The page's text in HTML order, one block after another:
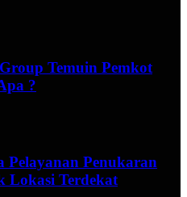
Temuin Pemkot
?
Pelayanan Penukaran
Lokasi Terdekat